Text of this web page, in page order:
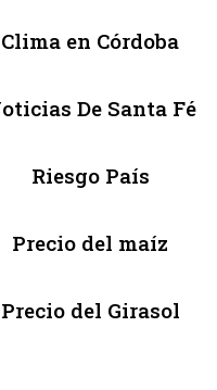
Clima en Córdoba
De Santa Fé
Riesgo País
Precio del maíz
Precio del Girasol